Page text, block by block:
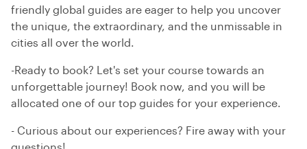
friendly global guides are eager to help you uncover
the unique, the extraordinary, and the unmissable in
cities all over the world.
-Ready to book? Let's set your course towards an
unforgettable journey! Book now, and you will be
allocated one of our top guides for your experience.
- Curious about our experiences? Fire away with your